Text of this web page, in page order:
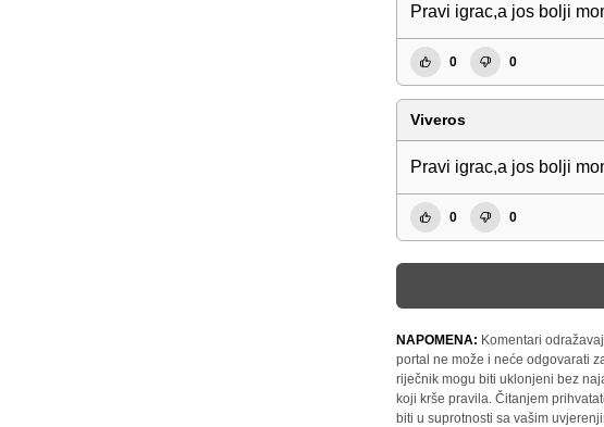
Pravi igrac,a jos bolji
0 0
Viveros
Pravi igrac,a jos bolji
0 0
NAPOMENA: Komentari
portal ne može i neće odgovarati
riječnik mogu biti uklonjeni bez
koji krše pravila. Čitanjem
biti u suprotnosti sa vašim